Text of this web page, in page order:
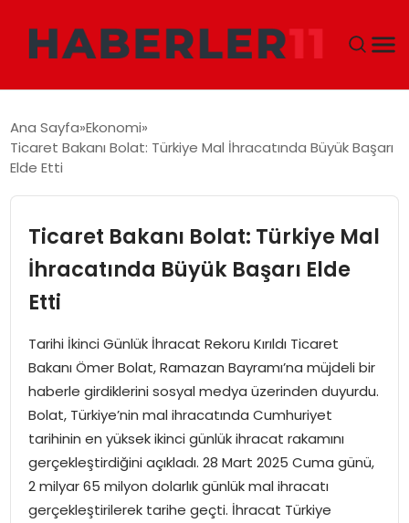
DÜNYA
SIYASET
TEKNOLOJI
EĞITIM
MAGAZIN
SPOR
YAŞAM
Ana Sayfa Ekonomi
Ticaret Bakanı Bolat: Türkiye Mal İhracatında Büyük Başarı
Elde Etti
Ticaret Bakanı Bolat: Türkiye Mal
İhracatında Büyük Başarı Elde
Etti
Tarihi İkinci Günlük İhracat Rekoru Kırıldı Ticaret
Bakanı Ömer Bolat, Ramazan Bayramı’na müjdeli bir
haberle girdiklerini sosyal medya üzerinden duyurdu.
Bolat, Türkiye’nin mal ihracatında Cumhuriyet
tarihinin en yüksek ikinci günlük ihracat rakamını
gerçekleştirdiğini açıkladı. 28 Mart 2025 Cuma günü,
2 milyar 65 milyon dolarlık günlük mal ihracatı
gerçekleştirilerek tarihe geçti. İhracat Türkiye